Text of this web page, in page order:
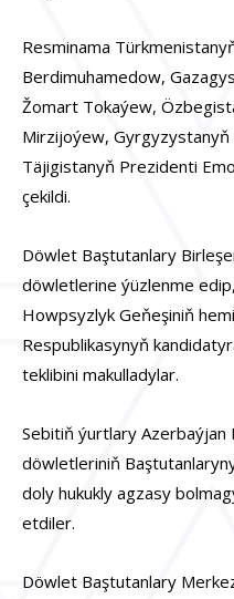
Resminama
Berdimuhamedow,
Žomart Tokaýew,
Mirzijoýew,
Täjigistanyň Prezidenti
çekildi.
Döwlet Baştutanlary
döwletlerine ýüzlenme
Howpsyzlyk Geňeşiniň
Respublikasynyň
teklibini makulladylar.
Sebitiň ýurtlary Azerbaýjan
döwletleriniň
doly hukukly agzasy
etdiler.
Döwlet Baştutanlary